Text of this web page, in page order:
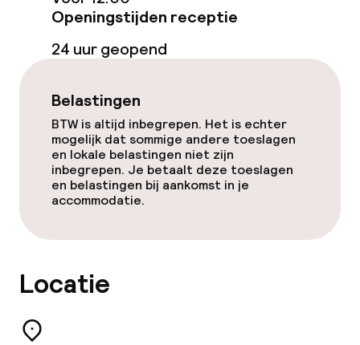
Openingstijden receptie
24 uur geopend
Belastingen
BTW is altijd inbegrepen. Het is echter
mogelijk dat sommige andere toeslagen
en lokale belastingen niet zijn
inbegrepen. Je betaalt deze toeslagen
en belastingen bij aankomst in je
accommodatie.
Locatie